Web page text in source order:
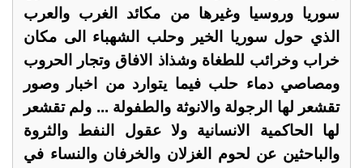
سوريا وروسيا وغيرها من مكائد الغرب والعرب
الذي حول سوريا الخير وحلب الشهباء الى مكان
خراب وخرائب للطغاة وشذاذ الافاق وتجار الحروب
ومصاصي دماء حلب فيما يتوارد من اخبار وصور
تقشعر لها الرجولة والانوثة والطفولة ... ولم تقشعر
لها الحاكمية الانسانية ولا عقول النفط والثروة
والباحثين عن لحوم الغزلان والخرفان والنساء في